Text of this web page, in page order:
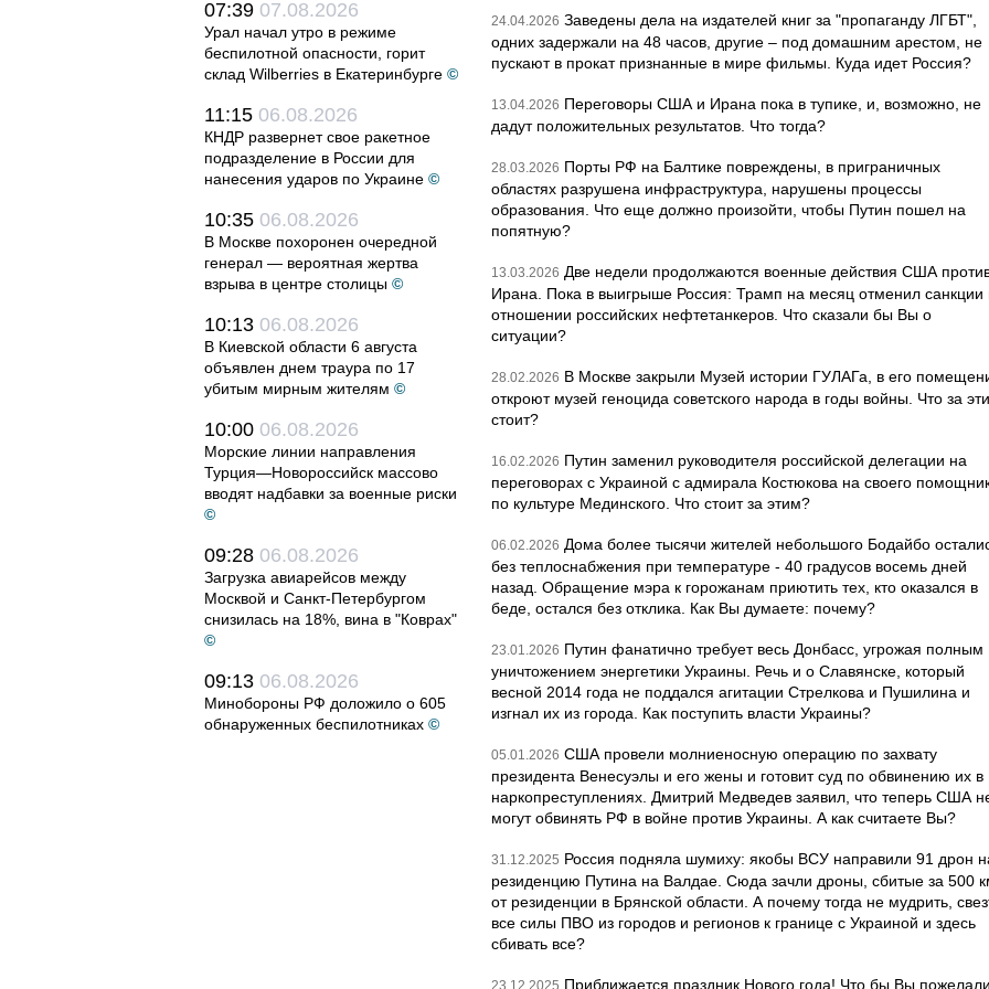
07:39 07.08.2026
Урал начал утро в режиме
беспилотной опасности, горит
склад Wilberries в Екатеринбурге ©
11:15 06.08.2026
КНДР развернет свое ракетное
подразделение в России для
нанесения ударов по Украине ©
10:35 06.08.2026
В Москве похоронен очередной
генерал — вероятная жертва
взрыва в центре столицы ©
10:13 06.08.2026
В Киевской области 6 августа
объявлен днем траура по 17
убитым мирным жителям ©
10:00 06.08.2026
Морские линии направления
Турция—Новороссийск массово
вводят надбавки за военные риски
©
09:28 06.08.2026
Загрузка авиарейсов между
Москвой и Санкт-Петербургом
снизилась на 18%, вина в "Коврах"
©
09:13 06.08.2026
Минобороны РФ доложило о 605
обнаруженных беспилотниках ©
24.04.2026 Заведены дела на издателей книг за "пропаганду ЛГБТ",
одних задержали на 48 часов, другие – под домашним арестом, не
пускают в прокат признанные в мире фильмы. Куда идет Россия?
13.04.2026 Переговоры США и Ирана пока в тупике, и, возможно, не
дадут положительных результатов. Что тогда?
28.03.2026 Порты РФ на Балтике повреждены, в приграничных
областях разрушена инфраструктура, нарушены процессы
образования. Что еще должно произойти, чтобы Путин пошел на
попятную?
13.03.2026 Две недели продолжаются военные действия США
Ирана. Пока в выигрыше Россия: Трамп на месяц отменил санкции
отношении российских нефтетанкеров. Что сказали бы Вы о
ситуации?
28.02.2026 В Москве закрыли Музей истории ГУЛАГа, в его
откроют музей геноцида советского народа в годы войны. Что за
стоит?
16.02.2026 Путин заменил руководителя российской делегации на
переговорах с Украиной с адмирала Костюкова на своего
по культуре Мединского. Что стоит за этим?
06.02.2026 Дома более тысячи жителей небольшого Бодайбо
без теплоснабжения при температуре - 40 градусов восемь дней
назад. Обращение мэра к горожанам приютить тех, кто оказался в
беде, остался без отклика. Как Вы думаете: почему?
23.01.2026 Путин фанатично требует весь Донбасс, угрожая полным
уничтожением энергетики Украины. Речь и о Славянске, который
весной 2014 года не поддался агитации Стрелкова и Пушилина и
изгнал их из города. Как поступить власти Украины?
05.01.2026 США провели молниеносную операцию по захвату
президента Венесуэлы и его жены и готовит суд по обвинению их в
наркопреступлениях. Дмитрий Медведев заявил, что теперь США
могут обвинять РФ в войне против Украины. А как считаете Вы?
31.12.2025 Россия подняла шумиху: якобы ВСУ направили 91 дрон
резиденцию Путина на Валдае. Сюда зачли дроны, сбитые за 500
от резиденции в Брянской области. А почему тогда не мудрить,
все силы ПВО из городов и регионов к границе с Украиной и здесь
сбивать все?
23.12.2025 Приближается праздник Нового года! Что бы Вы пожелали